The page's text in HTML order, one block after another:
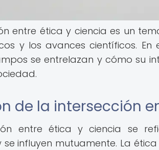
entre ética y ciencia es un
y los avances científicos.
se entrelazan y cómo su
de la intersección
entre ética y ciencia se
se influyen mutuamente. La